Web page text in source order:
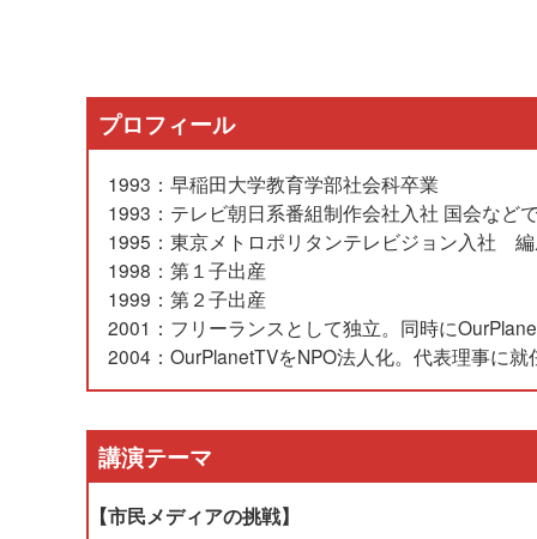
プロフィール
1993：早稲田大学教育学部社会科卒業
1993：テレビ朝日系番組制作会社入社 国会など
1995：東京メトロポリタンテレビジョン入社
1998：第１子出産
1999：第２子出産
2001：フリーランスとして独立。同時に
2004：OurPlanetTVをNPO法人化。代表理事に就
講演テーマ
【市民メディアの挑戦】